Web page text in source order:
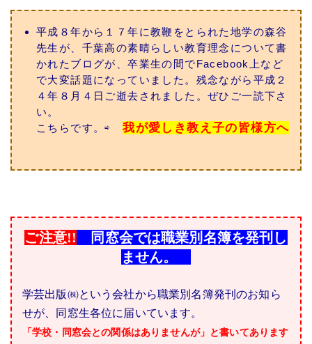
平成８年から１７年に教鞭をとられた地学の森谷
先生が、千葉高の素晴らしい教育理念について書
かれたブログが、卒業生の間でFacebook上など
で大変話題になっていました。残念ながら平成２
４年８月４日ご逝去されました。ぜひご一読下さ
い。
こちらです。⇨我が愛しき教え子の皆様方へ
ご注意!! 同窓会では職業別名簿を発刊し
ません。
学芸出版㈱という会社から職業別名簿発刊のお知ら
せが、同窓生各位に届いています。
「学校・同窓会との関係はありませんが」と書いてあります